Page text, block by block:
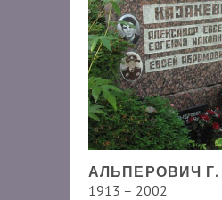
АЛЬПЕРОВИЧ Г.
1913 – 2002